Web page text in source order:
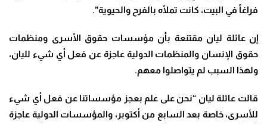
فراغاً في البيت، كانت تملأه بالفرح والحيوية”.
إن عائلة ليان مقتنعة بأن مؤسسات حقوق الأسرى ومنظمات
حقوق الإنسان والمنظمات الدولية عاجزة عن فعل أي شيء لليان،
ولهذا السبب لم يتواصلوا معهم.
قالت عائلة ليان “نحن على علم بعجز مؤسساتنا عن فعل أي شيء
للأسرى، خاصة بعد السابع من أكتوبر، والمؤسسات الدولية عاجزة